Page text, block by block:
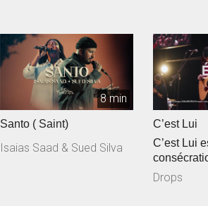
8 min
Santo ( Saint)
Isaias Saad & Sued Silva
C’est Lui
C’est Lui
inspiré de
Drops